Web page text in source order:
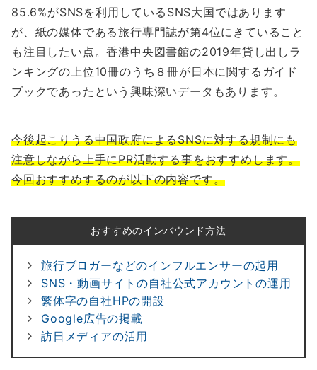
85.6%がSNSを利用しているSNS大国ではあります
が、紙の媒体である旅行専門誌が第4位にきていること
も注目したい点。香港中央図書館の2019年貸し出しラ
ンキングの上位10冊のうち８冊が日本に関するガイド
ブックであったという興味深いデータもあります。
今後起こりうる中国政府によるSNSに対する規制にも
注意しながら上手にPR活動する事をおすすめします。
今回おすすめするのが以下の内容です。
おすすめのインバウンド方法
旅行ブロガーなどのインフルエンサーの起用
SNS・動画サイトの自社公式アカウントの運用
繁体字の自社HPの開設
Google広告の掲載
訪日メディアの活用